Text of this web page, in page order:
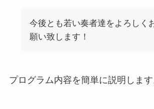
今後とも若い奏者達をよろしく
願い致します！
プログラム内容を簡単に説明します